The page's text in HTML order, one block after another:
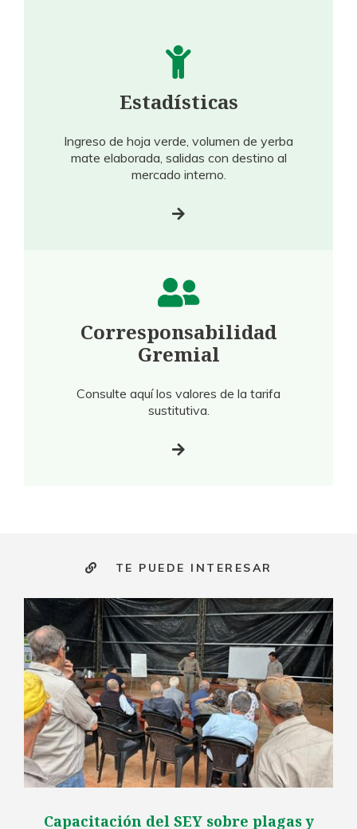
Estadísticas
Ingreso de hoja verde, volumen de yerba
mate elaborada, salidas con destino al
mercado interno.
Corresponsabilidad
Gremial
Consulte aquí los valores de la tarifa
sustitutiva.
TE PUEDE INTERESAR
Capacitación del SEY sobre plagas y